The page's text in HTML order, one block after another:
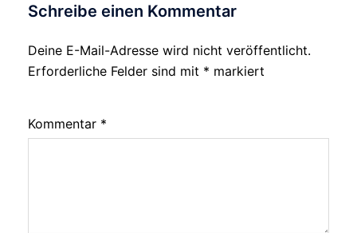
Schreibe einen Kommentar
Deine E-Mail-Adresse wird nicht veröffentlicht.
Erforderliche Felder sind mit * markiert
Kommentar *